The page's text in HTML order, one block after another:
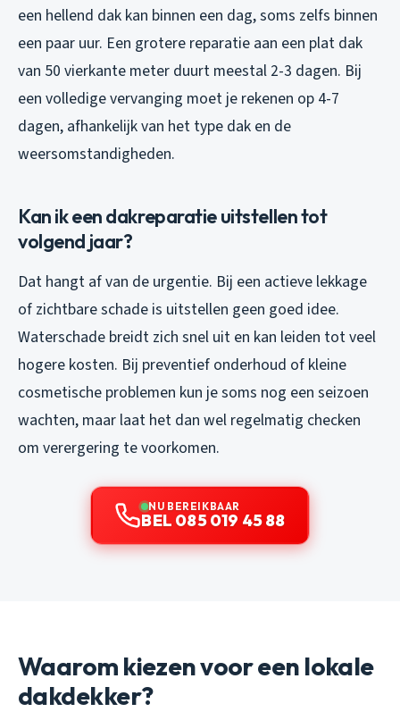
een hellend dak kan binnen een dag, soms zelfs binnen
een paar uur. Een grotere reparatie aan een plat dak
van 50 vierkante meter duurt meestal 2-3 dagen. Bij
een volledige vervanging moet je rekenen op 4-7
dagen, afhankelijk van het type dak en de
weersomstandigheden.
Kan ik een dakreparatie uitstellen tot
volgend jaar?
Dat hangt af van de urgentie. Bij een actieve lekkage
of zichtbare schade is uitstellen geen goed idee.
Waterschade breidt zich snel uit en kan leiden tot veel
hogere kosten. Bij preventief onderhoud of kleine
cosmetische problemen kun je soms nog een seizoen
wachten, maar laat het dan wel regelmatig checken
om verergering te voorkomen.
NU BEREIKBAAR
BEL 085 019 45 88
Waarom kiezen voor een lokale
dakdekker?